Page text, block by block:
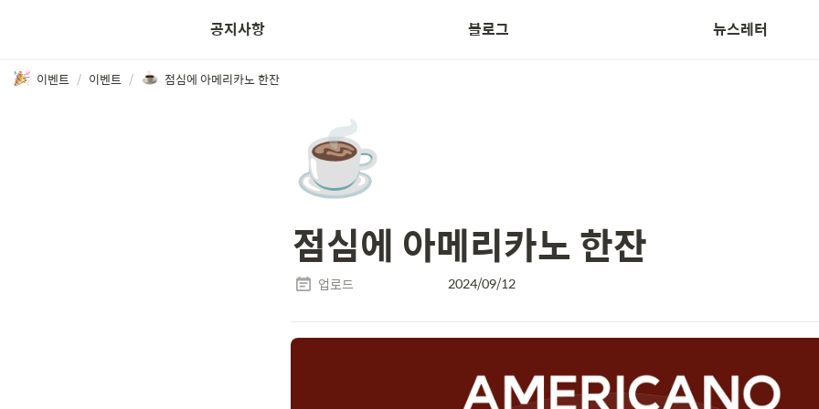
공지사항 블로그 뉴스레터
이벤트 / 이벤트 / 점심에 아메리카노 한잔
Treasurer News
☕
점심에 아메리카노 한잔
업로드 2024/09/12